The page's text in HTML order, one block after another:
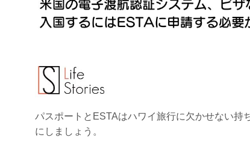
パスポートとESTAはハワイ旅行に欠かせない持
にしましょう。